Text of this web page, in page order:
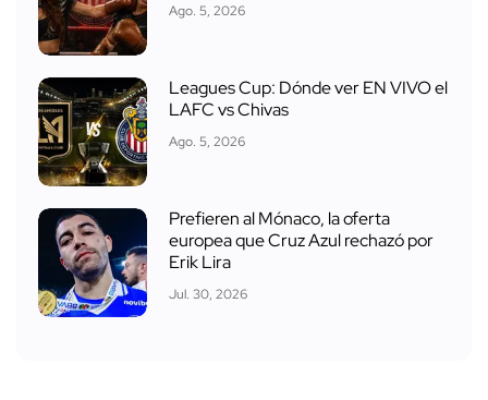
Ago. 5, 2026
Leagues Cup: Dónde ver EN VIVO el
LAFC vs Chivas
Ago. 5, 2026
Prefieren al Mónaco, la oferta
europea que Cruz Azul rechazó por
Erik Lira
Jul. 30, 2026